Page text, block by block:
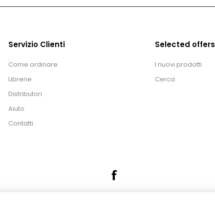
Servizio Clienti
Come ordinare
Librerie
Distributori
Aiuto
Contatti
Selected offers
I nuovi prodotti
Cerca